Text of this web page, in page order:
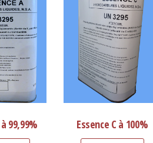
99,99% Essence C à 100%